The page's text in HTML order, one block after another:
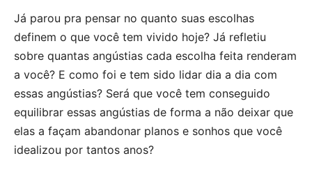
Já parou pra pensar no quanto suas escolhas
definem o que você tem vivido hoje? Já refletiu
sobre quantas angústias cada escolha feita renderam
a você? E como foi e tem sido lidar dia a dia com
essas angústias? Será que você tem conseguido
equilibrar essas angústias de forma a não deixar que
elas a façam abandonar planos e sonhos que você
idealizou por tantos anos?